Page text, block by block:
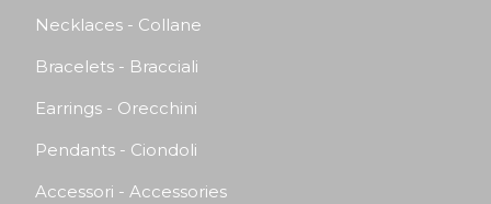
Necklaces - Collane
Bracelets - Bracciali
Earrings - Orecchini
Pendants - Ciondoli
Accessori - Accessories